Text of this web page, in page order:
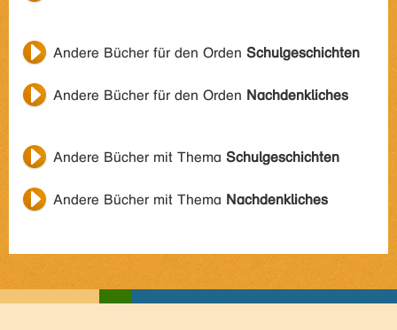
Andere Bücher für den Orden Schulgeschichten
Andere Bücher für den Orden Nachdenkliches
Andere Bücher mit Thema Schulgeschichten
Andere Bücher mit Thema Nachdenkliches